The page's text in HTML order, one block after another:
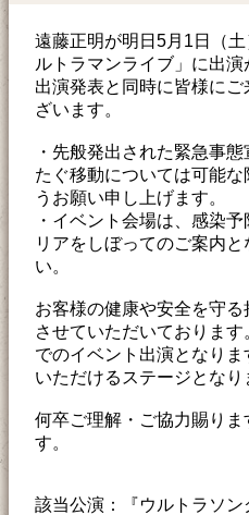
遠藤正明が明日5月1日（
ルトラマンライブ」に出演
出演発表と同時に皆様に
ざいます。
・先般発出された緊急事
たぐ移動については可能
うお願い申し上げます。
・イベント会場は、感染
リアをしぼってのご案内
い。
お客様の健康や安全を守
させていただいておりま
でのイベント出演となり
いただけるステージとなり
何卒ご理解・ご協力賜りま
す。
該当公演：『ウルトラソン